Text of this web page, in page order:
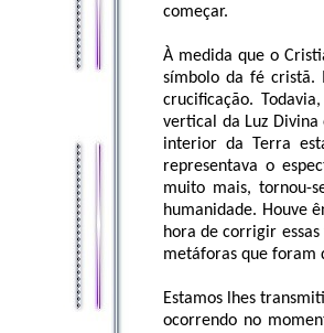
começar.
À medida que o
símbolo da fé cristã.
crucificação.
vertical da Luz
interior da Terra
representava o
muito mais, tornou-
humanidade. Houve
hora de corrigir
metáforas que foram
Estamos lhes
ocorrendo no